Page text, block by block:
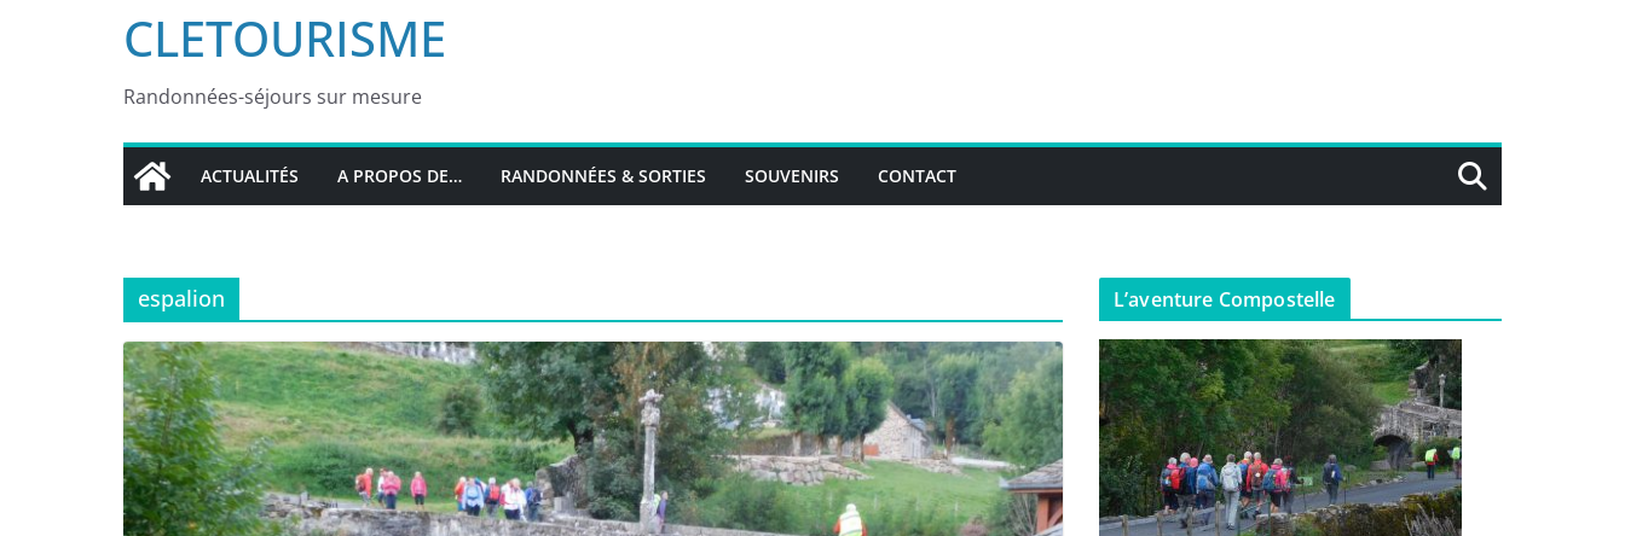
CLETOURISME
Randonnées-séjours sur mesure
ACTUALITÉS A PROPOS DE… RANDONNÉES & SORTIES SOUVENIRS CONTACT
espalion L’aventure Compostelle